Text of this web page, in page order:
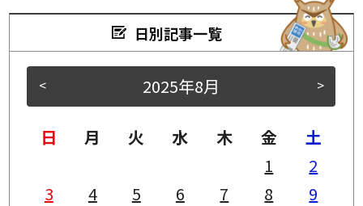
日別記事一覧
< >
2025年8月
日 月 火 水 木 金
土
1
2
3
4 5 6 7 8
9